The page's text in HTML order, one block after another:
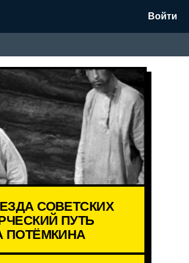
Войти
СОВЕТСКИХ
ПУТЬ
ПОТЁМКИНА